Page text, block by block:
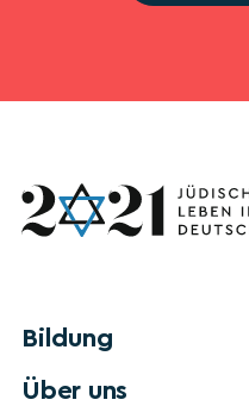
Bildung
Über uns